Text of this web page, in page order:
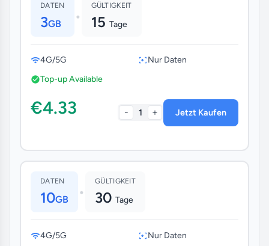
DATEN
3GB •
GÜLTIGKEIT
15 Tage
4G/5G
Nur Daten
Top-up Available
€4.33 - 1 + Jetzt Kaufen
DATEN
10GB •
GÜLTIGKEIT
30 Tage
4G/5G
Nur Daten